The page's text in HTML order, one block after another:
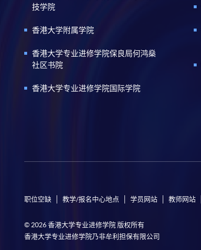
技学院
香港大学附属学院
香港大学专业进修学院保良局何鸿燊
社区书院
香港大学专业进修学院国际学院
职位空缺 教学/报名中心地点 学员网站 教师网站
© 2026 香港大学专业进修学院 版权所有
香港大学专业进修学院乃非牟利担保有限公司